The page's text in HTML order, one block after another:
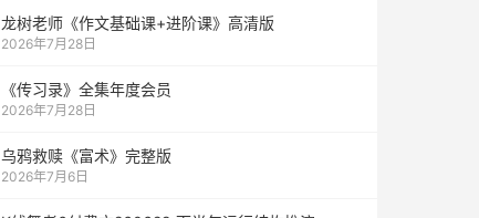
龙树老师《作文基础课+进阶课》高清版
2026年7月28日
《传习录》全集年度会员
2026年7月28日
乌鸦救赎《富术》完整版
2026年7月6日